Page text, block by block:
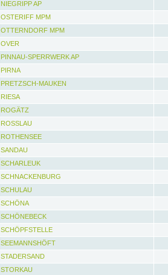
NIEGRIPP AP
OSTERIFF MPM
OTTERNDORF MPM
OVER
PINNAU-SPERRWERK AP
PIRNA
PRETZSCH-MAUKEN
RIESA
ROGÄTZ
ROSSLAU
ROTHENSEE
SANDAU
SCHARLEUK
SCHNACKENBURG
SCHULAU
SCHÖNA
SCHÖNEBECK
SCHÖPFSTELLE
SEEMANNSHÖFT
STADERSAND
STORKAU